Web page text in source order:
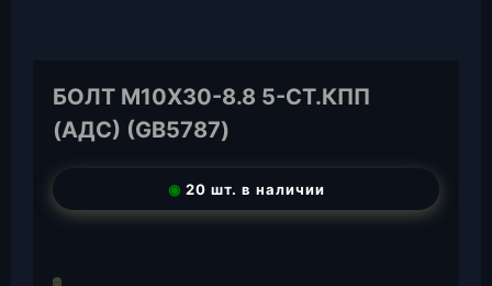
БОЛТ М10Х30-8.8 5-СТ.КПП
(АДС) (GB5787)
◉ 20 шт. в наличии